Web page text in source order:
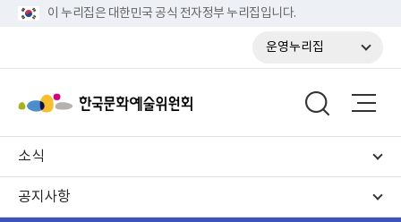
이 누리집은 대한민국 공식 전자정부 누리집입니다.
운영누리집
소식
공지사항